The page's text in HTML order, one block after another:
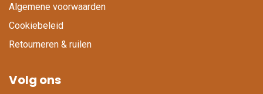
Algemene voorwaarden
Cookiebeleid
Retourneren & ruilen
Volg ons